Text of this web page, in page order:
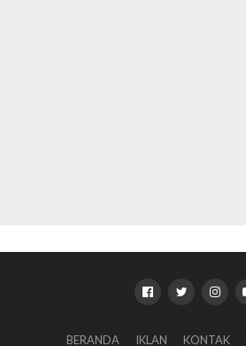
BERANDA IKLAN KONTAK